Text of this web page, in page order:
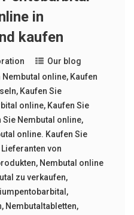
in
kaufen
Our blog
Nembutal online, Kaufen
, Kaufen Sie
online, Kaufen Sie
Sie Nembutal online,
online. Kaufen Sie
Lieferanten von
, Nembutal online
zu verkaufen,
,
, Nembutaltabletten,